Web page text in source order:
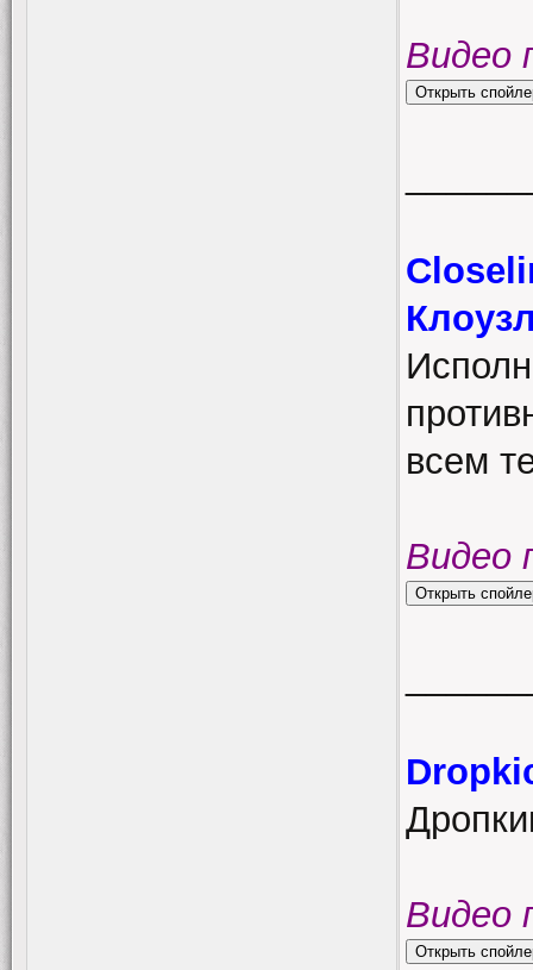
Видео
всем
Видео
Видео